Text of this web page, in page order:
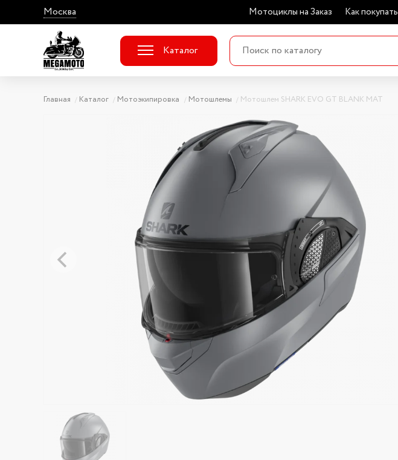
Москва Мотоциклы на Заказ Как покупать
Каталог
Главная Каталог Мотоэкипировка Мотошлемы Мотошлем SHARK EVO GT BLANK MAT